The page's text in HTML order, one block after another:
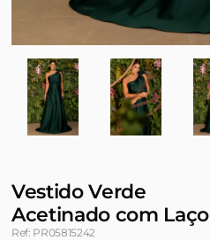
Vestido Verde
Acetinado com Laço
Ref: PR05815242